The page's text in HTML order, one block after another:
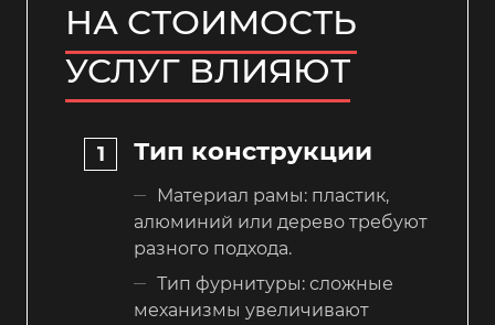
НА СТОИМОСТЬ
УСЛУГ ВЛИЯЮТ
Тип конструкции
Материал рамы: пластик,
алюминий или дерево требуют
разного подхода.
Тип фурнитуры: сложные
механизмы увеличивают